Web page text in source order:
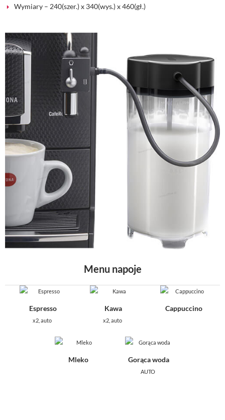
Wymiary – 240(szer.) x 340(wys.) x 460(gł.)
Menu napoje
Espresso
х2, auto
Kawa
х2, auto
Cappuccino
Mleko Gorąca woda
AUTO